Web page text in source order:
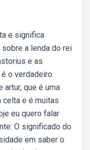
e significa
sobre a lenda do rei
e as
o verdadeiro
artur, que é uma
celta e é muitas
eu quero falar
O significado do
em saber o